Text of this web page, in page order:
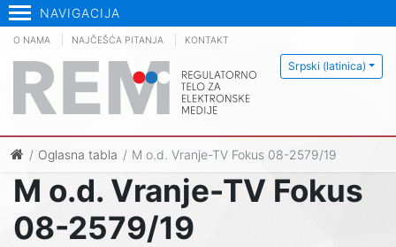
NAVIGACIJA
Srpski (latinica)
O NAMA NAJČEŠĆA PITANJA KONTAKT
Oglasna tabla M o.d. Vranje-TV Fokus 08-2579/19
M o.d. Vranje-TV Fokus
08-2579/19